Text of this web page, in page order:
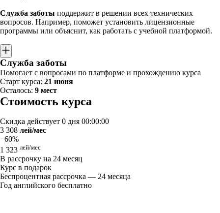
Служба заботы поддержит в решении всех технических
вопросов. Например, поможет установить лицензионные
программы или объяснит, как работать с учебной платформой.
Служба заботы
Помогает с вопросами по платформе и прохождению курса
Старт курса: 21 июня
Осталось: 9 мест
Стоимость курса
Скидка действует 0 дня 00:00:00
3 308 лей/мес
−60%
1 323 лей/мес
В рассрочку на 24 месяц
Курс в подарок
Беспроцентная рассрочка — 24 месяца
Год английского бесплатно